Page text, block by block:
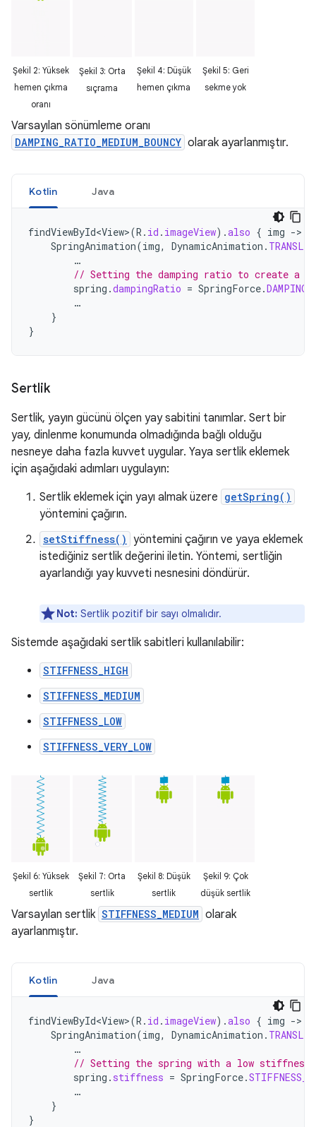
Şekil 2: Yüksek
hemen çıkma
oranı
Şekil 3: Orta
sıçrama
Şekil 4: Düşük
hemen çıkma
Şekil 5: Geri
sekme yok
Varsayılan sönümleme oranı
DAMPING_RATIO_MEDIUM_BOUNCY olarak ayarlanmıştır.
Kotlin Java
findViewById<View>(R . id . imageView).also { img -
SpringAnimation(img, DynamicAnimation .
…
// Setting the damping ratio to create a
spring .dampingRatio = SpringForce.
…
}
}
Sertlik
Sertlik, yayın gücünü ölçen yay sabitini tanımlar. Sert bir
yay, dinlenme konumunda olmadığında bağlı olduğu
nesneye daha fazla kuvvet uygular. Yaya sertlik eklemek
için aşağıdaki adımları uygulayın:
Sertlik eklemek için yayı almak üzere getSpring()
yöntemini çağırın.
setStiffness() yöntemini çağırın ve yaya eklemek
istediğiniz sertlik değerini iletin. Yöntemi, sertliğin
ayarlandığı yay kuvveti nesnesini döndürür.
Not: Sertlik pozitif bir sayı olmalıdır.
Sistemde aşağıdaki sertlik sabitleri kullanılabilir:
STIFFNESS_HIGH
STIFFNESS_MEDIUM
STIFFNESS_LOW
STIFFNESS_VERY_LOW
Şekil 6: Yüksek
sertlik
Şekil 7: Orta
sertlik
Şekil 8: Düşük
sertlik
Şekil 9: Çok
düşük sertlik
Varsayılan sertlik STIFFNESS_MEDIUM olarak
ayarlanmıştır.
Kotlin Java
findViewById<View>(R . id . imageView).also { img -
SpringAnimation(img, DynamicAnimation .
…
// Setting the spring with a low stiffness.
spring . stiffness = SpringForce.
…
}
}